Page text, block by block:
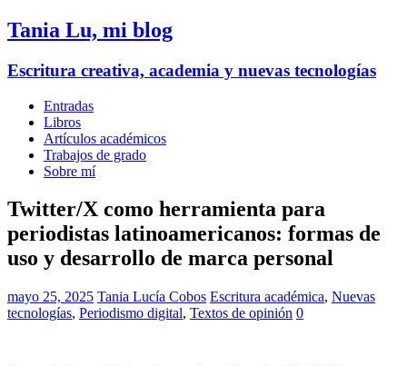
Tania Lu, mi blog
Escritura creativa, academia y nuevas tecnologías
Entradas
Libros
Artículos académicos
Trabajos de grado
Sobre mí
Twitter/X como herramienta para
periodistas latinoamericanos: formas de
uso y desarrollo de marca personal
mayo 25, 2025 Tania Lucía Cobos Escritura académica, Nuevas
tecnologías, Periodismo digital, Textos de opinión 0